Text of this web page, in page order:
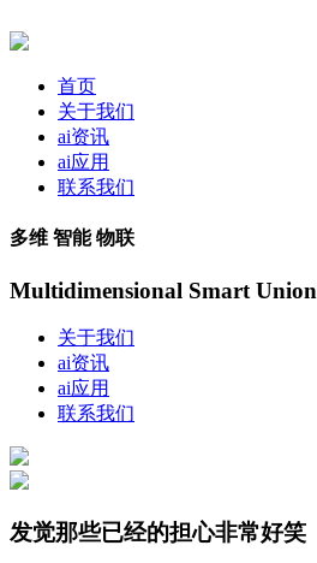
首页
关于我们
ai资讯
ai应用
联系我们
多维 智能 物联
Multidimensional Smart Union
关于我们
ai资讯
ai应用
联系我们
发觉那些已经的担心非常好笑